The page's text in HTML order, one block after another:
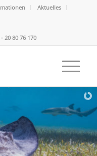
Aktuelles
20 80 76 170